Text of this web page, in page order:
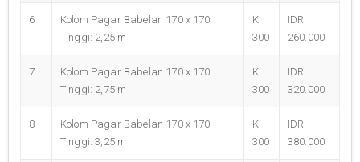
6
Kolom Pagar Babelan 170 x 170
Tinggi: 2,25 m
K
300
IDR
260.000
7
Kolom Pagar Babelan 170 x 170
Tinggi: 2,75 m
K
300
IDR
320.000
8
Kolom Pagar Babelan 170 x 170
Tinggi: 3,25 m
K
300
IDR
380.000